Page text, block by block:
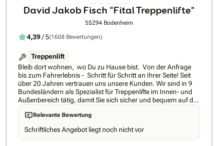
auf einen Blick • Kostenloser Vor-Ort-Beratungstermin inkl.
individueller Bedarfsermittlung • Herstellerunabhängige,
ehrliche Beratung – die Lösung steht im Mittelpunkt, nicht das
regelmäßigen Herstellerschulungen
David Jakob Fisch "Fital Treppenlifte"
55294 Bodenheim
4,39/ 5(1608 Bewertungen)
Treppenlift
Bleib dort wohnen, wo Du zu Hause bist. Von der Anfrage
bis zum Fahrerlebnis - Schritt für Schritt an Ihrer Seite! Seit
über 20 Jahren vertrauen uns unsere Kunden. Wir sind in 9
Bundesländern als Spezialist für Treppenlifte im Innen- und
Außenbereich tätig, damit Sie sich sicher und bequem auf der
Treppe bewegen können - zu erstaunlich günstigen Preisen.
FITAL Treppenlifte ist und bleibt ein inhabergeführtes,
unabhängiges und überregionales Treppenliftunternehmen.
Das bietet Ihnen langfristige Sicherheit in den Punkten
Ansprechpartner, Zuständigkeiten, Service und auch
Relevante Bewertung
Schriftliches Angebot liegt noch nicht vor